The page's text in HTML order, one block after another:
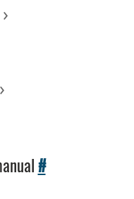
›
›
#